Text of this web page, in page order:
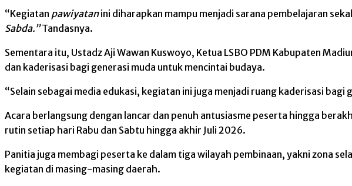
“Kegiatan pawiyatanini diharapkan mampu menjadi sarana pembelajaran
Sabda.”Tandasnya.
Sementara itu, Ustadz Aji Wawan Kuswoyo, Ketua LSBO PDM Kabupaten
dan kaderisasi bagi generasi muda untuk mencintai budaya.
“Selain sebagai media edukasi, kegiatan ini juga menjadi ruang kaderisasi
Acara berlangsung dengan lancar dan penuh antusiasme peserta hingga
rutin setiap hari Rabu dan Sabtu hingga akhir Juli 2026.
Panitia juga membagi peserta ke dalam tiga wilayah pembinaan, yakni zona
kegiatan di masing-masing daerah.